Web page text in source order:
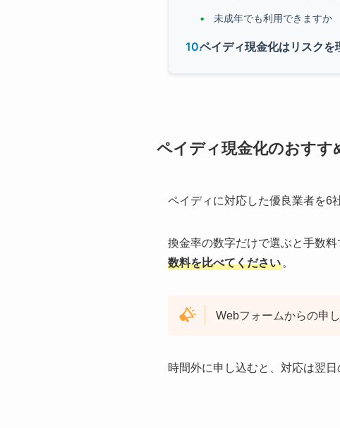
未成年でも利用できますか
ペイディ現金化はリスク
ペイディ現金化のおすす
ペイディに対応した優良業者を6
換金率の数字だけで選ぶと手数料
数料を比べてください 。
Webフォームからの申
時間外に申し込むと、対応は翌日